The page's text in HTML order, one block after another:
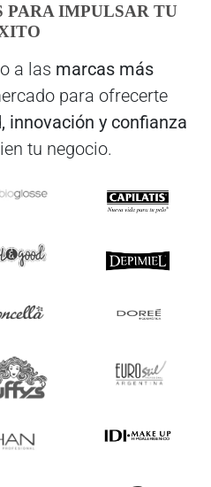
PARA IMPULSAR TU
a las marcas más
para ofrecerte
innovación y confianza
tu negocio.